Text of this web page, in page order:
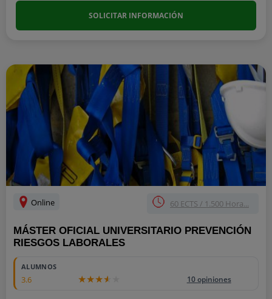
SOLICITAR INFORMACIÓN
Online 60 ECTS / 1.500 Hora...
MÁSTER OFICIAL UNIVERSITARIO PREVENCIÓN
RIESGOS LABORALES
ALUMNOS
3.6 10 opiniones